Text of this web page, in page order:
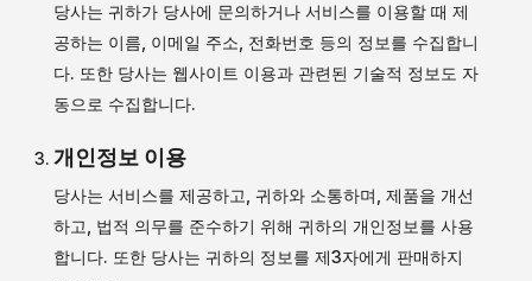
당사는 귀하가 당사에 문의하거나 서비스를 이용할 때 제
공하는 이름, 이메일 주소, 전화번호 등의 정보를 수집합니
다. 또한 당사는 웹사이트 이용과 관련된 기술적 정보도 자
동으로 수집합니다.
개인정보 이용
당사는 서비스를 제공하고, 귀하와 소통하며, 제품을 개선
하고, 법적 의무를 준수하기 위해 귀하의 개인정보를 사용
합니다. 또한 당사는 귀하의 정보를 제3자에게 판매하지